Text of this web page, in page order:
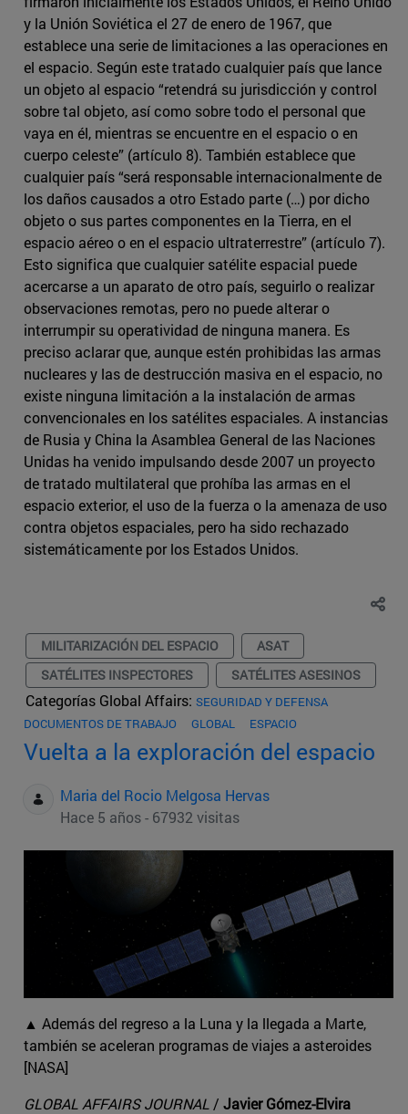
y la Unión Soviética el 27 de enero de 1967, que
establece una serie de limitaciones a las operaciones en
el espacio. Según este tratado cualquier país que lance
un objeto al espacio “retendrá su jurisdicción y control
sobre tal objeto, así como sobre todo el personal que
vaya en él, mientras se encuentre en el espacio o en
cuerpo celeste” (artículo 8). También establece que
cualquier país “será responsable internacionalmente de
los daños causados a otro Estado parte (…) por dicho
objeto o sus partes componentes en la Tierra, en el
espacio aéreo o en el espacio ultraterrestre” (artículo 7).
Esto significa que cualquier satélite espacial puede
acercarse a un aparato de otro país, seguirlo o realizar
observaciones remotas, pero no puede alterar o
interrumpir su operatividad de ninguna manera. Es
preciso aclarar que, aunque estén prohibidas las armas
nucleares y las de destrucción masiva en el espacio, no
existe ninguna limitación a la instalación de armas
convencionales en los satélites espaciales. A instancias
de Rusia y China la Asamblea General de las Naciones
Unidas ha venido impulsando desde 2007 un proyecto
de tratado multilateral que prohíba las armas en el
espacio exterior, el uso de la fuerza o la amenaza de uso
contra objetos espaciales, pero ha sido rechazado
sistemáticamente por los Estados Unidos.
MILITARIZACIÓN DEL ESPACIO
ASAT
SATÉLITES INSPECTORES
SATÉLITES ASESINOS
Categorías Global Affairs: SEGURIDAD Y DEFENSA
DOCUMENTOS DE TRABAJO
GLOBAL ESPACIO
Vuelta a la exploración del espacio
Maria del Rocio Melgosa Hervas
Hace 5 años - 67932 visitas
▲ Además del regreso a la Luna y la llegada a Marte,
también se aceleran programas de viajes a asteroides
[NASA]
GLOBAL AFFAIRS JOURNAL / Javier Gómez-Elvira